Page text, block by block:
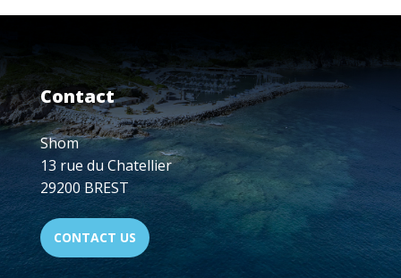
Contact
Shom
13 rue du Chatellier
29200 BREST
CONTACT US